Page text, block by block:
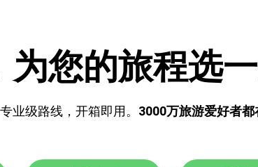
为您的旅程选
专业级路线，开箱即用。 3000万旅游爱好者